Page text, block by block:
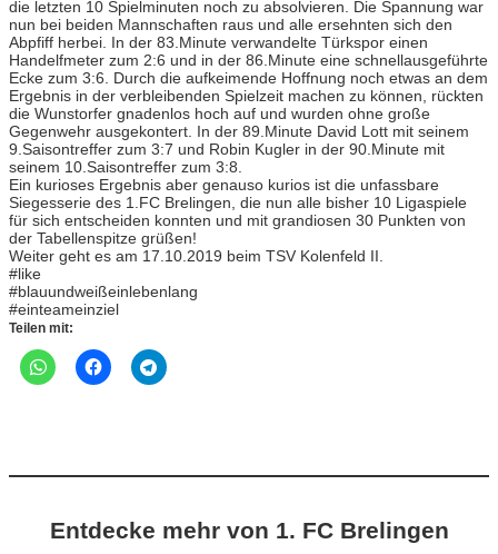
die letzten 10 Spielminuten noch zu absolvieren. Die Spannung war
nun bei beiden Mannschaften raus und alle ersehnten sich den
Abpfiff herbei. In der 83.Minute verwandelte Türkspor einen
Handelfmeter zum 2:6 und in der 86.Minute eine schnellausgeführte
Ecke zum 3:6. Durch die aufkeimende Hoffnung noch etwas an dem
Ergebnis in der verbleibenden Spielzeit machen zu können, rückten
die Wunstorfer gnadenlos hoch auf und wurden ohne große
Gegenwehr ausgekontert. In der 89.Minute David Lott mit seinem
9.Saisontreffer zum 3:7 und Robin Kugler in der 90.Minute mit
seinem 10.Saisontreffer zum 3:8.
Ein kurioses Ergebnis aber genauso kurios ist die unfassbare
Siegesserie des 1.FC Brelingen, die nun alle bisher 10 Ligaspiele
für sich entscheiden konnten und mit grandiosen 30 Punkten von
der Tabellenspitze grüßen!
Weiter geht es am 17.10.2019 beim TSV Kolenfeld II.
#like
#blauundweißeinlebenlang
#einteameinziel
Teilen mit:
Entdecke mehr von 1. FC Brelingen